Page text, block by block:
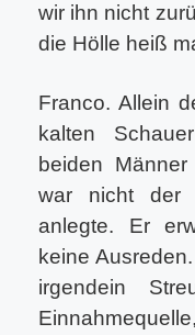
wir ihn nicht
die Hölle heiß
Franco. Allein
kalten
beiden
war nicht der
anlegte. Er
keine
irgendein